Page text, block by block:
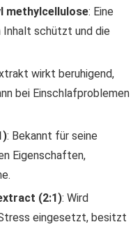
methylcellulose: Eine
Inhalt schützt und die
wirkt beruhigend,
bei Einschlafproblemen
: Bekannt für seine
Eigenschaften,
(2:1): Wird
eingesetzt, besitzt